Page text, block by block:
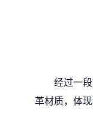
经过一
革材质，体